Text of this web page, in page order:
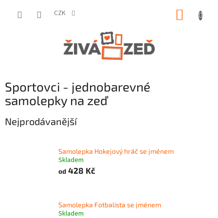
CZK
Sportovci - jednobarevné
samolepky na zeď
Nejprodávanější
Samolepka Hokejový hráč se jménem
Skladem
od 428 Kč
Samolepka Fotbalista se jménem
Skladem